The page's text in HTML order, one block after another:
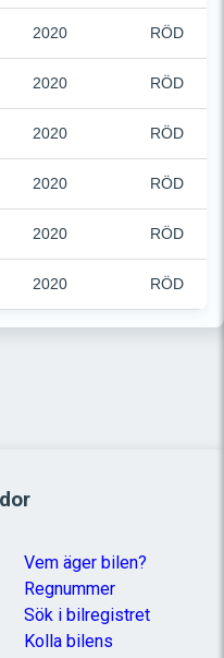
2020 RÖD
2020 RÖD
2020 RÖD
2020 RÖD
2020 RÖD
2020 RÖD
Vem äger bilen?
Regnummer
Sök i bilregistret
Kolla bilens